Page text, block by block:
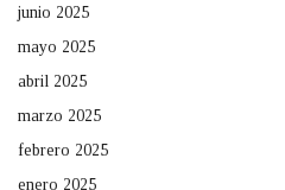
junio 2025
mayo 2025
abril 2025
marzo 2025
febrero 2025
enero 2025